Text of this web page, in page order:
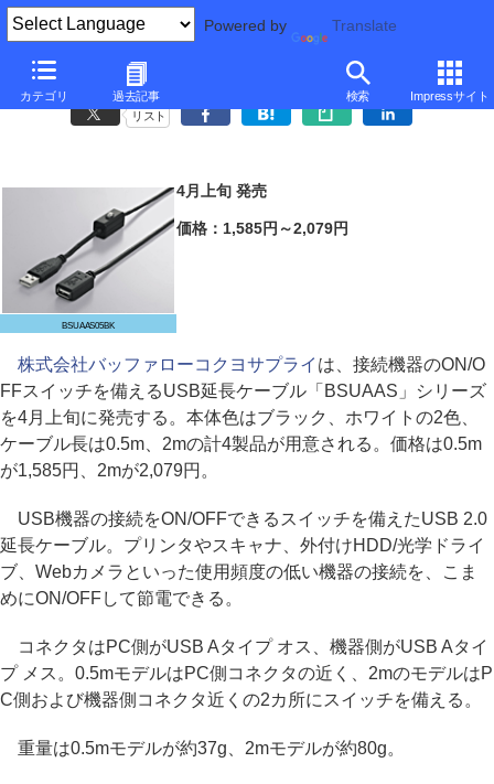
Powered by Translate
カテゴリ 過去記事 検索 Impressサイト
バッファローコクヨ、ON/OFFスイッチ付きのUSB延長ケーブル
リスト
BSUAAS05BK
4月上旬 発売
価格：1,585円～2,079円
株式会社バッファローコクヨサプライ は、接続機器のON/O
FFスイッチを備えるUSB延長ケーブル「BSUAAS」シリーズ
を4月上旬に発売する。本体色はブラック、ホワイトの2色、
ケーブル長は0.5m、2mの計4製品が用意される。価格は0.5m
が1,585円、2mが2,079円。
USB機器の接続をON/OFFできるスイッチを備えたUSB 2.0
延長ケーブル。プリンタやスキャナ、外付けHDD/光学ドライ
ブ、Webカメラといった使用頻度の低い機器の接続を、こま
めにON/OFFして節電できる。
コネクタはPC側がUSB Aタイプ オス、機器側がUSB Aタイ
プ メス。0.5mモデルはPC側コネクタの近く、2mのモデルはP
C側および機器側コネクタ近くの2カ所にスイッチを備える。
重量は0.5mモデルが約37g、2mモデルが約80g。